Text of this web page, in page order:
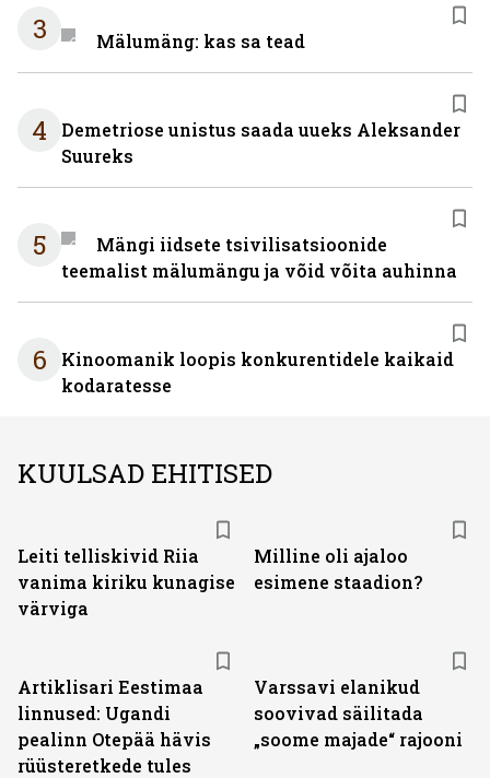
3 Mälumäng: kas sa tead
4
Demetriose unistus saada uueks Aleksander
Suureks
5
Mängi iidsete tsivilisatsioonide
teemalist mälumängu ja võid võita auhinna
6
Kinoomanik loopis konkurentidele kaikaid
kodaratesse
KUULSAD EHITISED
Leiti telliskivid Riia
vanima kiriku kunagise
värviga
Milline oli ajaloo
esimene staadion?
Artiklisari Eestimaa
linnused: Ugandi
pealinn Otepää hävis
rüüsteretkede tules
Varssavi elanikud
soovivad säilitada
„soome majade“ rajooni